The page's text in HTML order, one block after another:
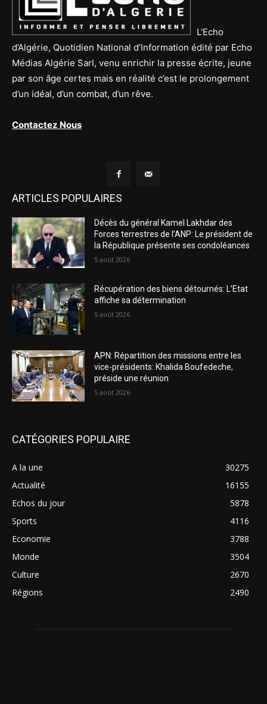
L’Echo
d’Algérie, Quotidien National d’Information édité par Echo
Médias Algérie Sarl, venu enrichir la presse écrite, jeune
par son âge certes mais en réalité c’est le prolongement
d’un idéal, d’un combat, d’un rêve.
Contactez Nous
ARTICLES POPULAIRES
Décès du général Kamel Lakhdar des
Forces terrestres de l’ANP: Le président de
la République présente ses condoléances
5 août 2026
Récupération des biens détournés: L’Etat
affiche sa détermination
5 août 2026
APN: Répartition des missions entre les
vice-présidents: Khalida Boufedeche,
préside une réunion
5 août 2026
CATÉGORIES POPULAIRE
A la une
30275
Actualité
16155
Echos du jour
5878
Sports
4116
Economie
3788
Monde
3504
Culture
2670
Régions
2490